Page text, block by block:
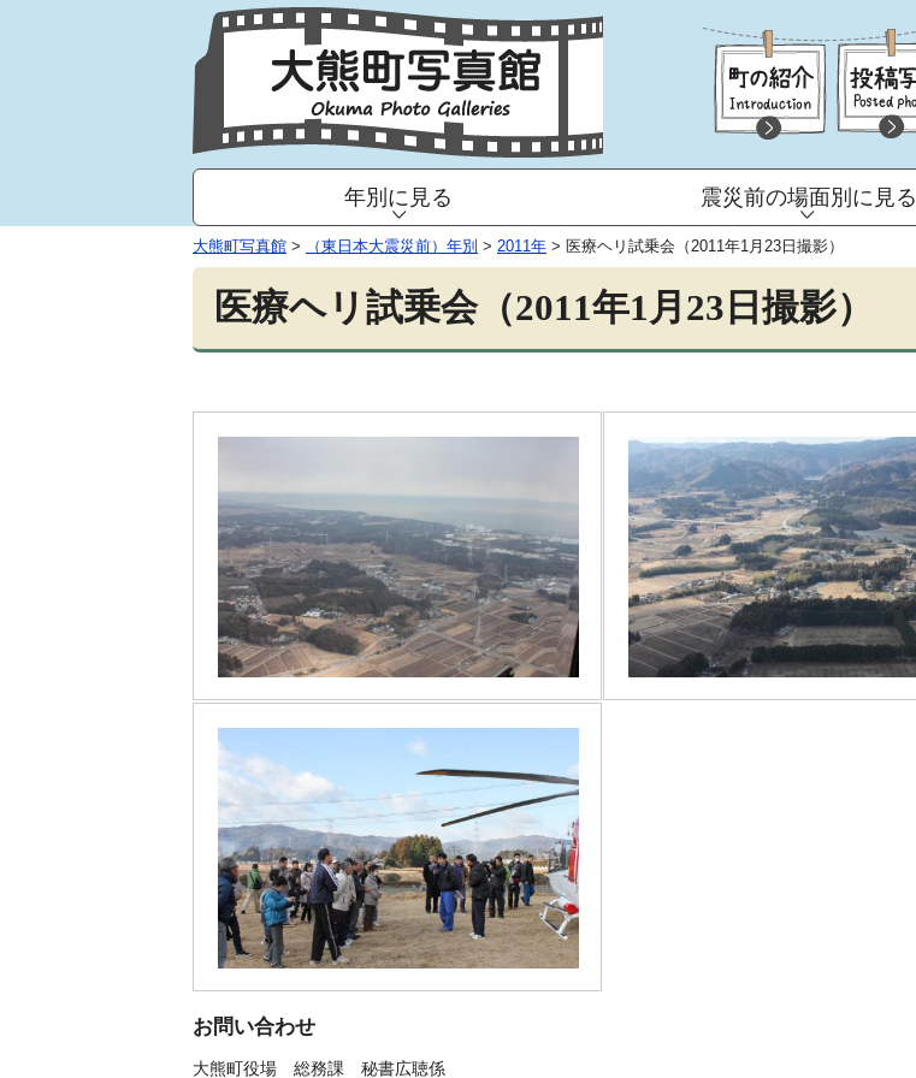
年別に見る 震災前の場面別に見る
大熊町写真館 > （東日本大震災前）年別 > 2011年 > 医療ヘリ試乗会（2011年1月23日撮影）
医療ヘリ試乗会（2011年1月23日撮影）
お問い合わせ
大熊町役場 総務課 秘書広聴係